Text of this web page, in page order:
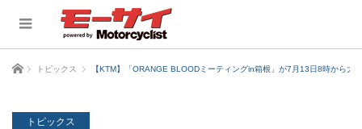
ホーム トピックス 【KTM】「ORANGE BLOODミーティングin箱根」が7月13日8時から大
トピックス